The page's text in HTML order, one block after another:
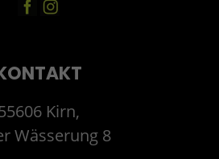
Kirn,
Wässerung 8